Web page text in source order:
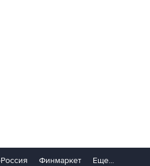
Финмаркет Еще...